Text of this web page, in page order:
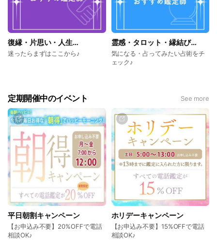
復縁・片思い・人生…
迷ったらまずはここから♪
霊感・タロット・縁結び…
気になる・占ってみたい占術をチ
ェック♪
定期開催中のイベント See more
平日朝割キャンペーン
【お申込み不要】20%OFFで電話
相談OK♪
ホリデーキャンペーン
【お申込み不要】15%OFFで電話
相談OK♪